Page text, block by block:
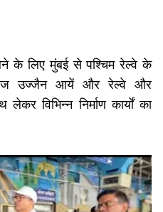
के लिए मुंबई से पश्चिम रेल्वे के
आज उज्जैन आयें और रेल्वे और
विभिन्न निर्माण कार्यों का